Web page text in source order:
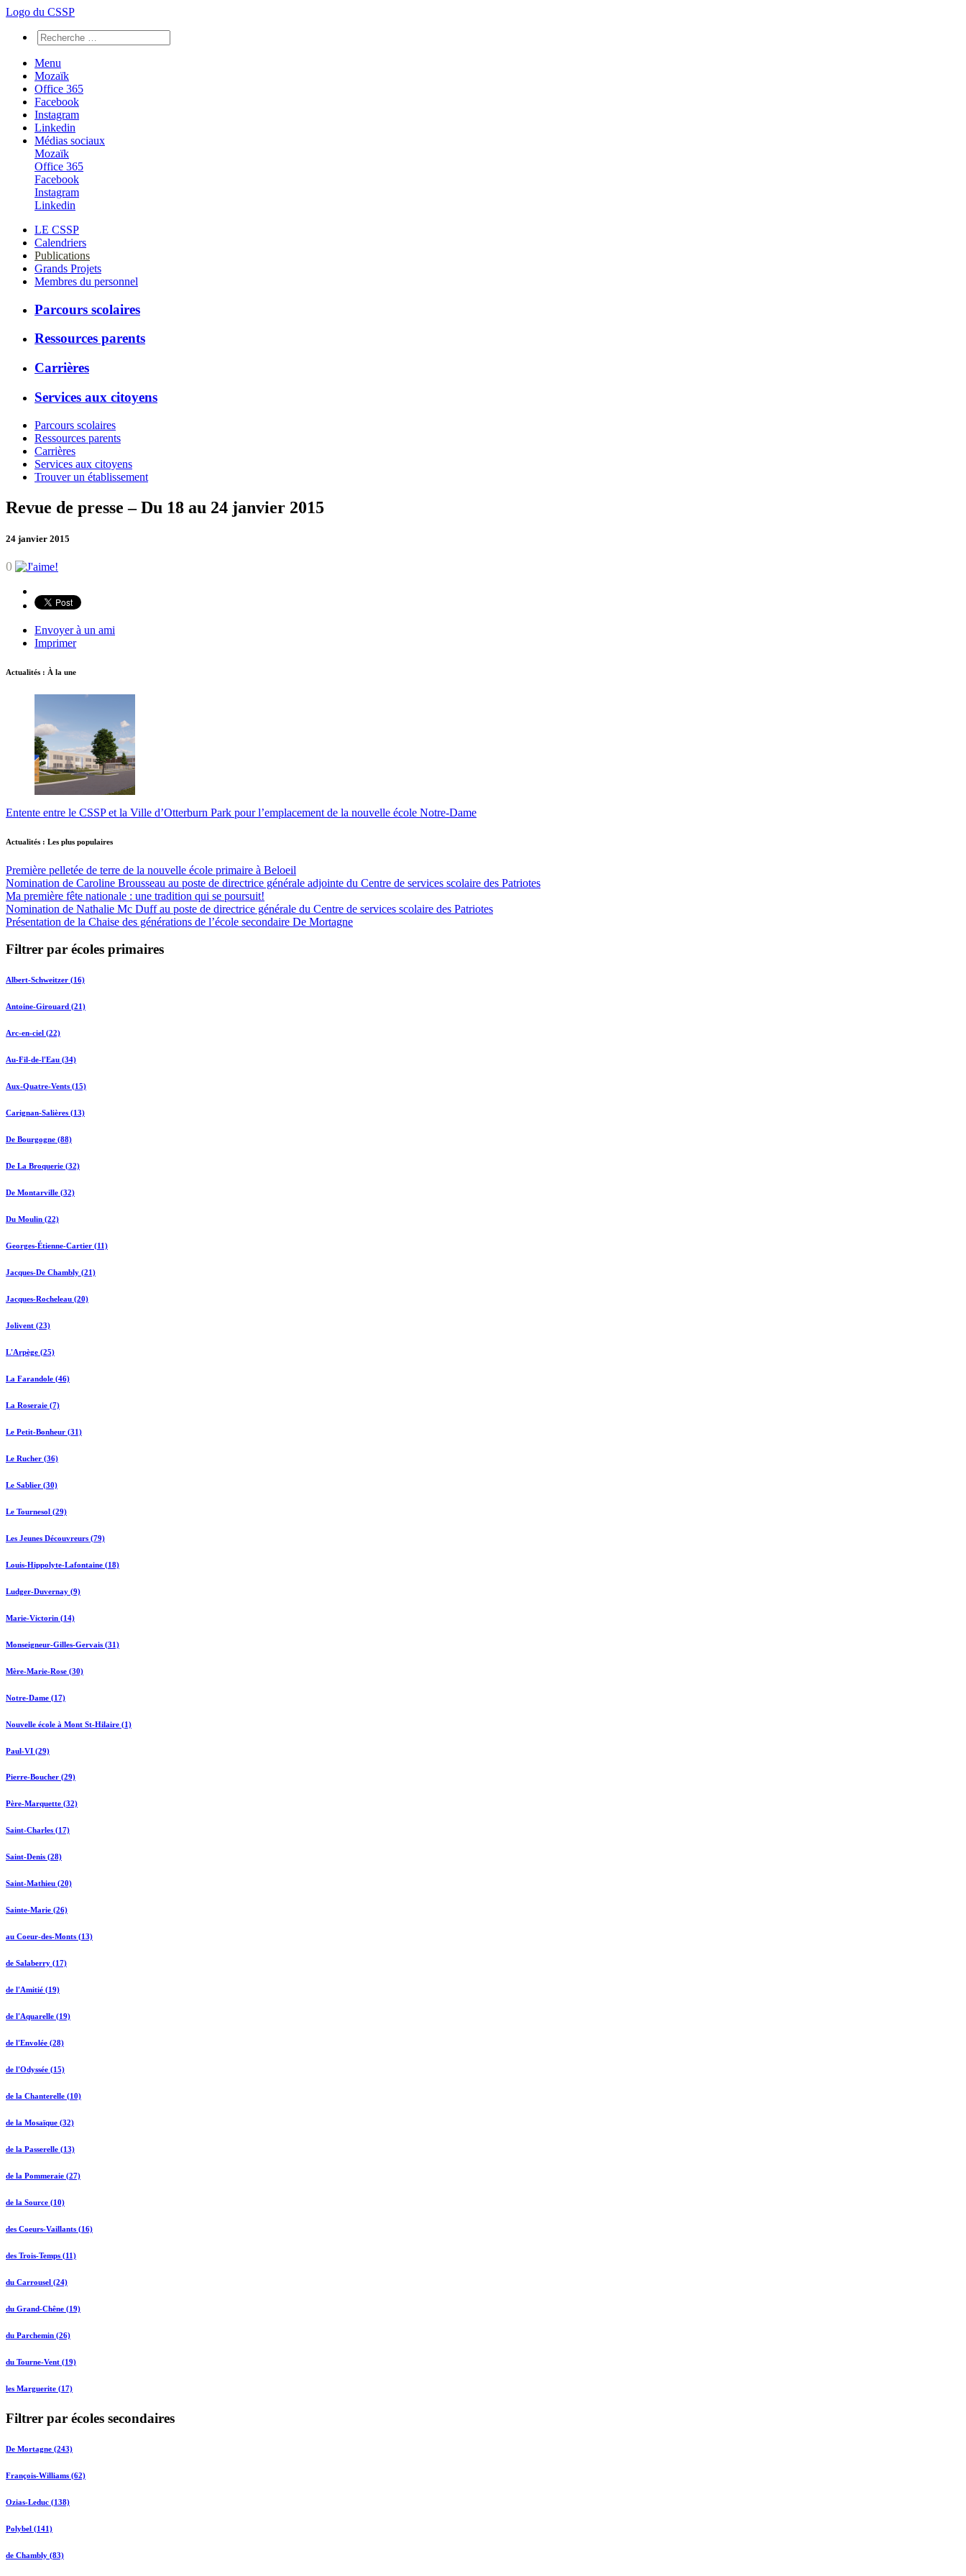
Logo du CSSP
Menu
Mozaïk
Office 365
Facebook
Instagram
Linkedin
Médias sociaux
Mozaïk
Office 365
Facebook
Instagram
Linkedin
LE CSSP
Calendriers
Publications
Grands Projets
Membres du personnel
Parcours scolaires
Ressources parents
Carrières
Services aux citoyens
Parcours scolaires
Ressources parents
Carrières
Services aux citoyens
Trouver un établissement
Revue de presse – Du 18 au 24 janvier 2015
24 janvier 2015
0
Envoyer à un ami
Imprimer
Actualités : À la une
Entente entre le CSSP et la Ville d’Otterburn Park pour l’emplacement de la nouvelle école Notre-Dame
Actualités : Les plus populaires
Première pelletée de terre de la nouvelle école primaire à Beloeil
Nomination de Caroline Brousseau au poste de directrice générale adjointe du Centre de services scolaire des Patriotes
Ma première fête nationale : une tradition qui se poursuit!
Nomination de Nathalie Mc Duff au poste de directrice générale du Centre de services scolaire des Patriotes
Présentation de la Chaise des générations de l’école secondaire De Mortagne
Filtrer par écoles primaires
Albert-Schweitzer (16)
Antoine-Girouard (21)
Arc-en-ciel (22)
Au-Fil-de-l'Eau (34)
Aux-Quatre-Vents (15)
Carignan-Salières (13)
De Bourgogne (88)
De La Broquerie (32)
De Montarville (32)
Du Moulin (22)
Georges-Étienne-Cartier (11)
Jacques-De Chambly (21)
Jacques-Rocheleau (20)
Jolivent (23)
L'Arpège (25)
La Farandole (46)
La Roseraie (7)
Le Petit-Bonheur (31)
Le Rucher (36)
Le Sablier (30)
Le Tournesol (29)
Les Jeunes Découvreurs (79)
Louis-Hippolyte-Lafontaine (18)
Ludger-Duvernay (9)
Marie-Victorin (14)
Monseigneur-Gilles-Gervais (31)
Mère-Marie-Rose (30)
Notre-Dame (17)
Nouvelle école à Mont St-Hilaire (1)
Paul-VI (29)
Pierre-Boucher (29)
Père-Marquette (32)
Saint-Charles (17)
Saint-Denis (28)
Saint-Mathieu (20)
Sainte-Marie (26)
au Coeur-des-Monts (13)
de Salaberry (17)
de l'Amitié (19)
de l'Aquarelle (19)
de l'Envolée (28)
de l'Odyssée (15)
de la Chanterelle (10)
de la Mosaïque (32)
de la Passerelle (13)
de la Pommeraie (27)
de la Source (10)
des Coeurs-Vaillants (16)
des Trois-Temps (11)
du Carrousel (24)
du Grand-Chêne (19)
du Parchemin (26)
du Tourne-Vent (19)
les Marguerite (17)
Filtrer par écoles secondaires
De Mortagne (243)
François-Williams (62)
Ozias-Leduc (138)
Polybel (141)
de Chambly (83)